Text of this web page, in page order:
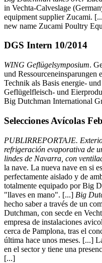
in Vechta-Calveslage
equipment supplier Zucami.
new name Zucami Poultry
DGS Intern 10/2014
WING Geflügelsymposium.
und
Technik als Basis energie-
Geflügelfleisch- und
Big Dutchman International
Selecciones Avícolas
PUBLIRREPORTAJE.
refrigeración evaporativa de
lindes de Navarra, con
la nave. La nueva nave en si
perfectamente aislado y de
totalmente equipado por Big
"llaves en mano". [...] Big
hecho saber a través de un
Dutchman, con secde en
empresa de instalaciones
cerca de Pamplona, tras el
última hace unos meses. [...]
en el sector y tiene una
[...]